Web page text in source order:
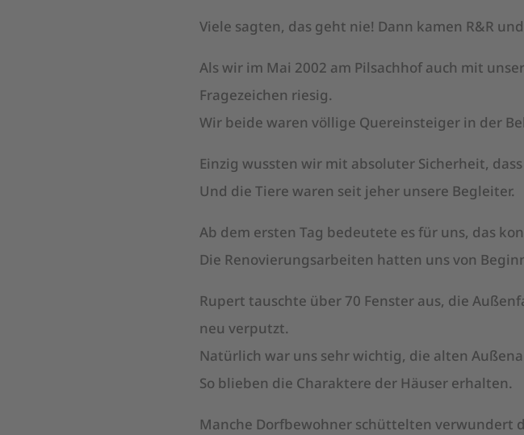
Viele sagten, das geht nie! Dann kamen R&R
Als wir im Mai 2002 am Pilsachhof auch mit
Fragezeichen riesig.
Wir beide waren völlige Quereinsteiger in der
Einzig wussten wir mit absoluter Sicherheit,
Und die Tiere waren seit jeher unsere Begleiter.
Ab dem ersten Tag bedeutete es für uns, das
Die Renovierungsarbeiten hatten uns von
Rupert tauschte über 70 Fenster aus, die
neu verputzt.
Natürlich war uns sehr wichtig, die alten
So blieben die Charaktere der Häuser erhalten.
Manche Dorfbewohner schüttelten verwundert